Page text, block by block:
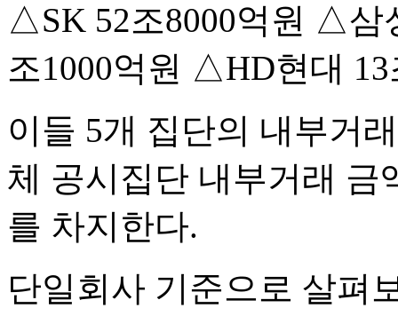
△SK 52조8000억원 △삼
조1000억원 △HD현대
이들 5개 집단의 내부거
체 공시집단 내부거래 금
를 차지한다.
단일회사 기준으로 살펴